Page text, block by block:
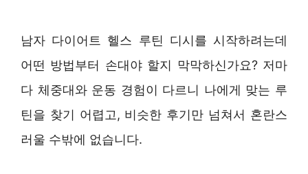
남자 다이어트 헬스 루틴 디시를 시작하려는데
어떤 방법부터 손대야 할지 막막하신가요? 저마
다 체중대와 운동 경험이 다르니 나에게 맞는 루
틴을 찾기 어렵고, 비슷한 후기만 넘쳐서 혼란스
러울 수밖에 없습니다.